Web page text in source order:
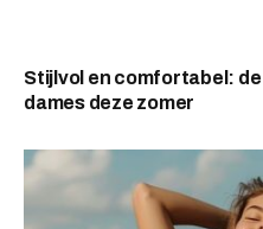
Stijlvol en comfortabel:
dames deze zomer